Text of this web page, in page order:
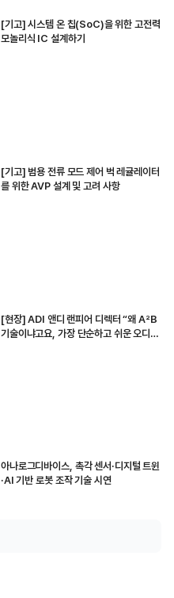
[기고] 시스템 온 칩(SoC)을 위한 고전력
모놀리식 IC 설계하기
[기고] 범용 전류 모드 제어 벅 레귤레이터
를 위한 AVP 설계 및 고려 사항
[현장] ADI 앤디 랜피어 디렉터 “왜 A²B
기술이냐고요, 가장 단순하고 쉬운 오디오
아나로그디바이스, 촉각 센서·디지털 트윈
·AI 기반 로봇 조작 기술 시연